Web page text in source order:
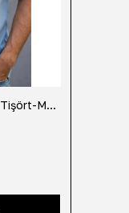
Yuvarlak Yaka Yazı Detaylı Tişört-Mavi